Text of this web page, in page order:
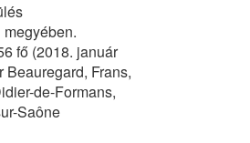
fő (2018. január
Beauregard, Frans,
de-Formans,
Saône